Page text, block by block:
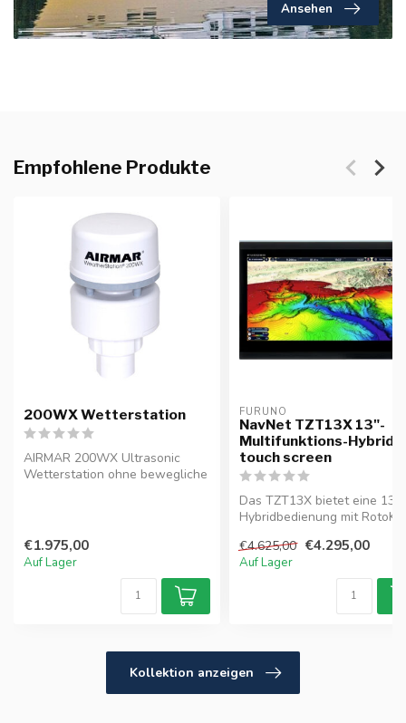
Ansehen
Empfohlene Produkte
200WX Wetterstation
AIRMAR 200WX Ultrasonic
Wetterstation ohne bewegliche
€1.975,00
Auf Lager
FURUNO
NavNet TZT13X 13"-
Multifunktions-Hybrid-
touch screen
Das TZT13X bietet eine
Hybridbedienung mit
€4.625,00 €4.295,00
Auf Lager
Kollektion anzeigen